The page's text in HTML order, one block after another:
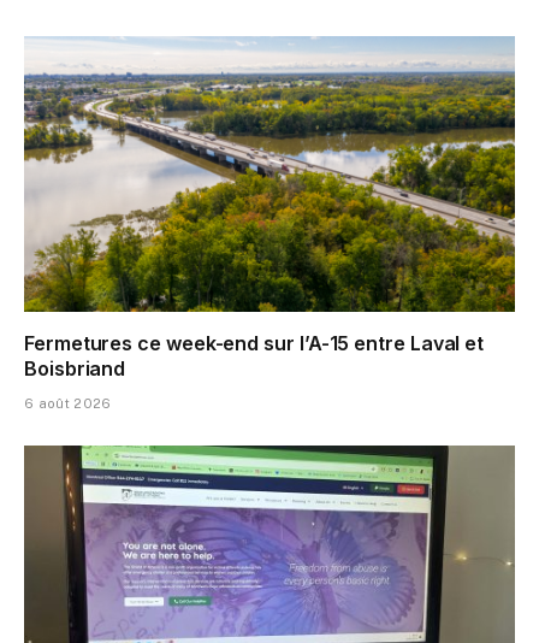
Fermetures ce week-end sur l’A-15 entre Laval et
Boisbriand
6 août 2026